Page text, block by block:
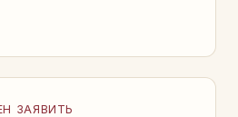
…
ЗАЯВИТЬ